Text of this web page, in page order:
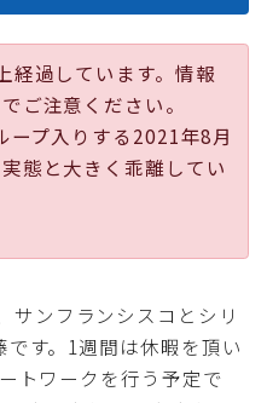
経過しています。情報
ご注意ください。
ープ入りする2021年8月
態と大きく乖離してい
サンフランシスコとシリ
す。1週間は休暇を頂い
トワークを行う予定で